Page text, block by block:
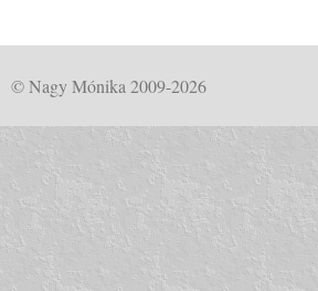
© Nagy Mónika 2009-2026